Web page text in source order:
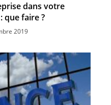
dans votre
que faire ?
2019